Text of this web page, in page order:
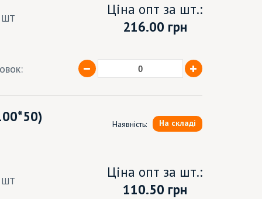
ШТ
Ціна опт за шт.:
216.00 грн
Наявність: На складі
ШТ
Ціна опт за шт.:
110.50 грн